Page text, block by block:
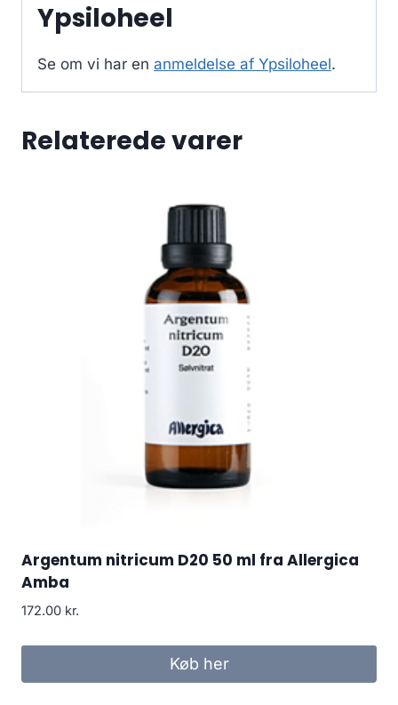
Ypsiloheel
Se om vi har en anmeldelse af Ypsiloheel.
Relaterede varer
Argentum nitricum D20 50 ml fra Allergica
Amba
172.00 kr.
Køb her